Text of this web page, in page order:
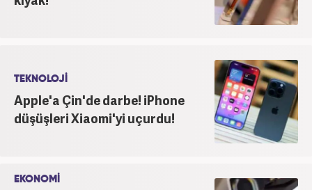
TEKNOLOJİ
Apple'a Çin'de darbe! iPhone
düşüşleri Xiaomi'yi uçurdu!
EKONOMİ